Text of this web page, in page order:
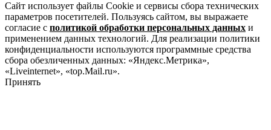
Сайт использует файлы Cookie и сервисы сбора технических
параметров посетителей. Пользуясь сайтом, вы выражаете
согласие с политикой обработки персональных данных и
применением данных технологий. Для реализации политики
конфиденциальности используются программные средства
сбора обезличенных данных: «Яндекс.Метрика»,
«Liveinternet», «top.Mail.ru».
Принять